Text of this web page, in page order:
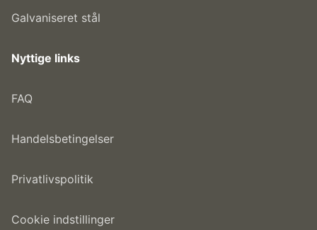
Galvaniseret stål
Nyttige links
FAQ
Handelsbetingelser
Privatlivspolitik
Cookie indstillinger